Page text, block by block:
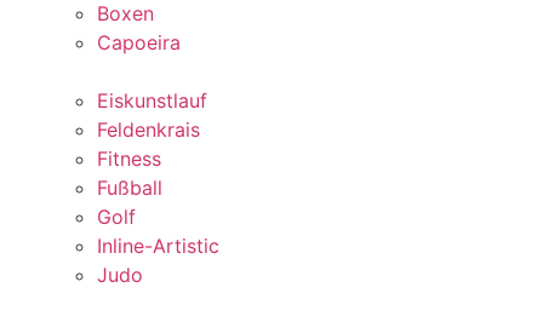
Boxen
Capoeira
Eiskunstlauf
Feldenkrais
Fitness
Fußball
Golf
Inline-Artistic
Judo